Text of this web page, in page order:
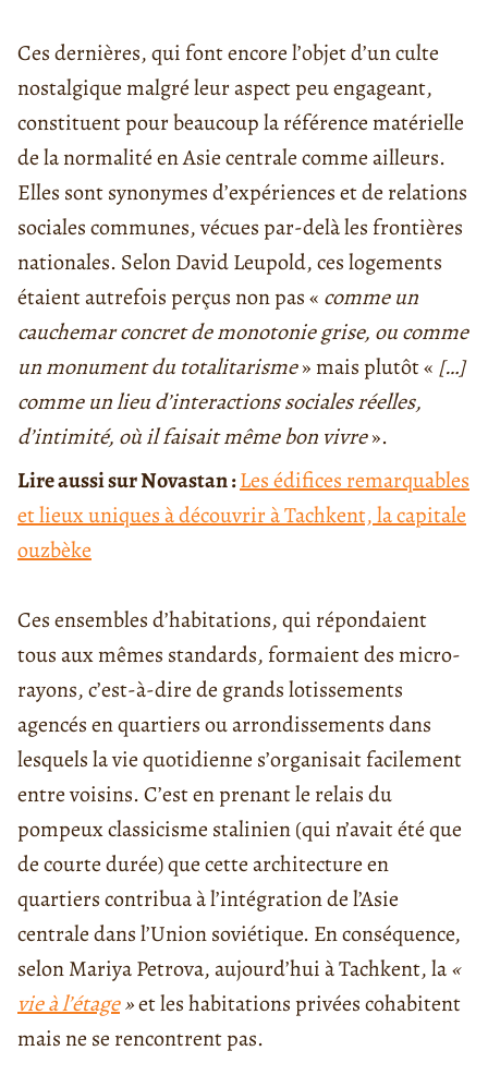
Ces dernières, qui font encore l’objet d’un culte
nostalgique malgré leur aspect peu engageant,
constituent pour beaucoup la référence matérielle
de la normalité en Asie centrale comme ailleurs.
Elles sont synonymes d’expériences et de relations
sociales communes, vécues par-delà les frontières
nationales. Selon David Leupold, ces logements
étaient autrefois perçus non pas « comme un
cauchemar concret de monotonie grise, ou comme
un monument du totalitarisme» mais plutôt « […]
comme un lieu d’interactions sociales réelles,
d’intimité, où il faisait même bon vivre».
Lire aussi sur Novastan :Les édifices remarquables
et lieux uniques à découvrir à Tachkent, la capitale
ouzbèke
Ces ensembles d’habitations, qui répondaient
tous aux mêmes standards, formaient des micro-
rayons, c’est-à-dire de grands lotissements
agencés en quartiers ou arrondissements dans
lesquels la vie quotidienne s’organisait facilement
entre voisins. C’est en prenant le relais du
pompeux classicisme stalinien (qui n’avait été que
de courte durée) que cette architecture en
quartiers contribua à l’intégration de l’Asie
centrale dans l’Union soviétique. En conséquence,
selon Mariya Petrova, aujourd’hui à Tachkent, la«
vie à l’étage»et les habitations privées cohabitent
mais ne se rencontrent pas.